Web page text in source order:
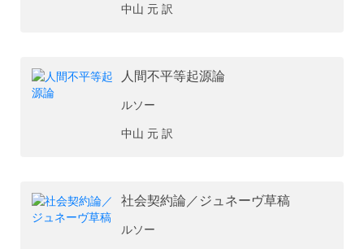
中山 元 訳
人間不平等起源論
ルソー
中山 元 訳
社会契約論／ジュネーヴ草稿
ルソー